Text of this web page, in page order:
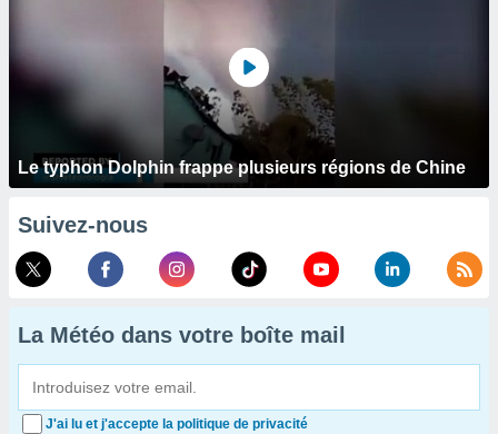
Le typhon Dolphin frappe plusieurs régions de Chine
Suivez-nous
La Météo dans votre boîte mail
J'ai lu et j'accepte la politique de privacité